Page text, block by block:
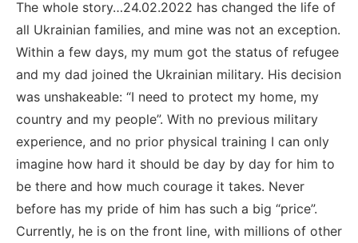
The whole story…24.02.2022 has changed the life of
all Ukrainian families, and mine was not an exception.
Within a few days, my mum got the status of refugee
and my dad joined the Ukrainian military. His decision
was unshakeable: “I need to protect my home, my
country and my people”. With no previous military
experience, and no prior physical training I can only
imagine how hard it should be day by day for him to
be there and how much courage it takes. Never
before has my pride of him has such a big “price”.
Currently, he is on the front line, with millions of other